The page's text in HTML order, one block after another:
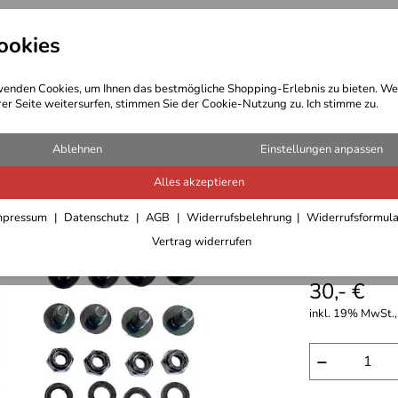
Cookies, um Ihnen das bestmögliche Shopping-Erlebnis zu bieten.
Seite weitersurfen, stimmen Sie der Cookie-Nutzung zu. Ich stimme zu.
Ablehnen Einstellungen anpassen
Alles akzeptieren
Datenschutz AGB Widerrufsbelehrung
Vertrag widerrufen
Bekleidung Outdoor Ausrüstung
Basic
30,- €
inkl. 19%
−